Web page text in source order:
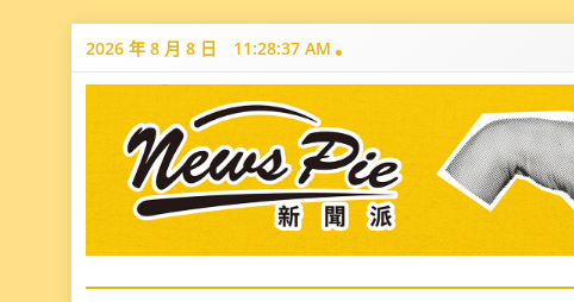
Skip
2026 年 8 月 8 日 11:28:38 AM
News Pie
最有料的新聞